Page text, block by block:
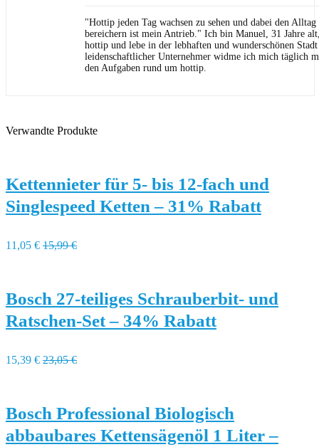
"Hottip jeden Tag wachsen zu sehen und dabei den
bereichern ist mein Antrieb." Ich bin Manuel, 31 Jahre
hottip und lebe in der lebhaften und wunderschönen
leidenschaftlicher Unternehmer widme ich mich täglich
den Aufgaben rund um hottip.
Verwandte Produkte
Kettennieter für 5- bis 12-fach und
Singlespeed Ketten – 31% Rabatt
11,05 € 15,99 €
Bosch 27-teiliges Schrauberbit- und
Ratschen-Set – 34% Rabatt
15,39 € 23,05 €
Bosch Professional Biologisch
abbaubares Kettensägenöl 1 Liter –